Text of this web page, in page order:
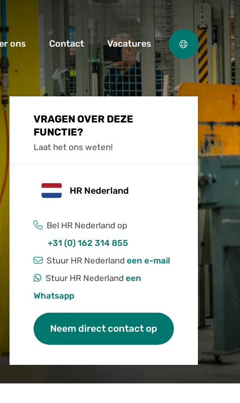
ons Contact Vacatures
VRAGEN OVER DEZE
FUNCTIE?
Laat het ons weten!
HR Nederland
Bel HR Nederland op
+31 (0) 162 314 855
Stuur HR Nederlandeen e-mail
Stuur HR Nederlandeen
Whatsapp
Neem direct contact op